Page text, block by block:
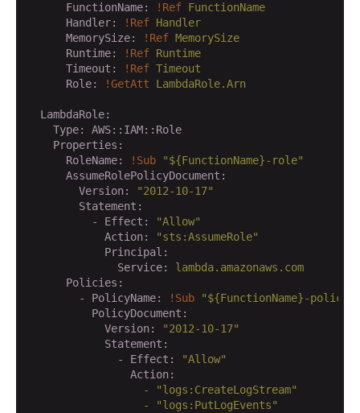
      FunctionName:
!Ref FunctionName
      Handler:
!Ref Handler
      MemorySize:
!Ref MemorySize
      Runtime:
!Ref Runtime
      Timeout:
!Ref Timeout
      Role:
!GetAtt LambdaRole.Arn
  LambdaRole:
    Type:
AWS::IAM::Role
    Properties:
      RoleName:
!Sub
"${FunctionName}-role"
      AssumeRolePolicyDocument:
        Version:
"2012-10-17"
        Statement:
          - Effect:
"Allow"
            Action:
"sts:AssumeRole"
            Principal:
              Service:
lambda.amazonaws.com
      Policies:
        - PolicyName:
!Sub
"${FunctionName}-policy"
          PolicyDocument:
            Version:
"2012-10-17"
            Statement:
              - Effect:
"Allow"
                Action:
                  -
"logs:CreateLogStream"
                  -
"logs:PutLogEvents"